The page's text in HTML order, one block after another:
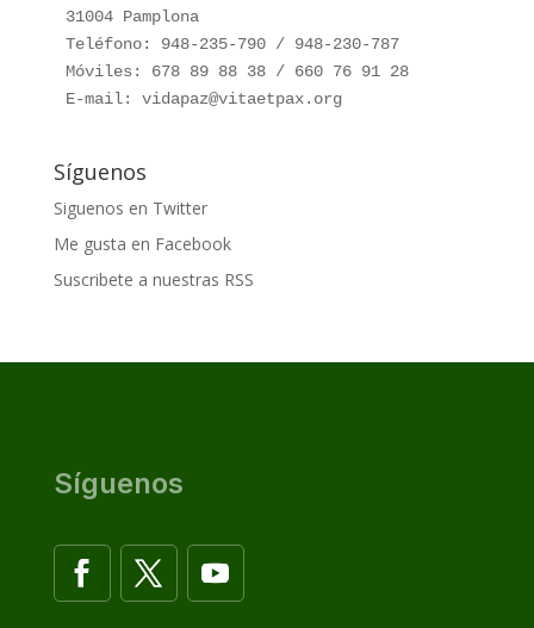
31004 Pamplona
Teléfono: 948-235-790 / 948-230-787
Móviles: 678 89 88 38 / 660 76 91 28
E-mail: vidapaz@vitaetpax.org
Síguenos
Siguenos en Twitter
Me gusta en Facebook
Suscribete a nuestras RSS
Síguenos